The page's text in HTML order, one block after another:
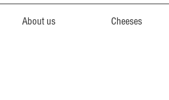
About us Cheeses